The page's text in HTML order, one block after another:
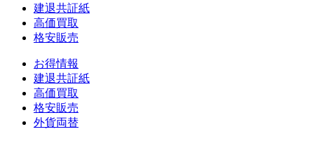
建退共証紙
高価買取
格安販売
お得情報
建退共証紙
高価買取
格安販売
外貨両替